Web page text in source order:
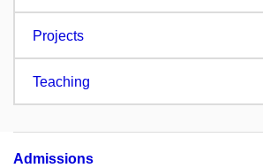
Projects
Teaching
Admissions